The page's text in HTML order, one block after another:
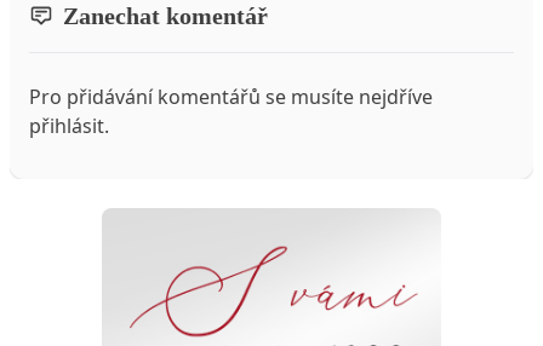
Zanechat komentář
Pro přidávání komentářů se musíte nejdříve
přihlásit.